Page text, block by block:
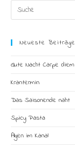
Search
this
Neueste Beiträge
Gute Nacht Carpe diem
Krantermin
Das Saisonende naht
Spicy Pasta
Algen im Kanal